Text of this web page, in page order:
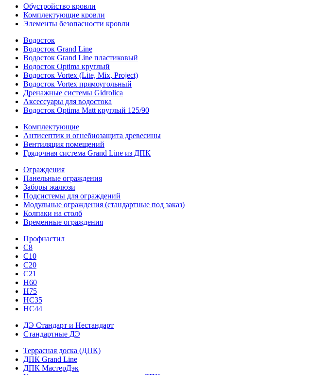
Обустройство кровли
Комплектующие кровли
Элементы безопасности кровли
Водосток
Водосток Grand Line
Водосток Grand Line пластиковый
Водосток Optima круглый
Водосток Vortex (Lite, Mix, Project)
Водосток Vortex прямоугольный
Дренажные системы Gidrolica
Аксессуары для водостока
Водосток Optima Matt круглый 125/90
Комплектующие
Антисептик и огнебиозащита древесины
Вентиляция помещений
Грядочная система Grand Line из ДПК
Ограждения
Панельные ограждения
Заборы жалюзи
Подсистемы для ограждений
Модульные ограждения (стандартные под заказ)
Колпаки на столб
Временные ограждения
Профнастил
С8
С10
С20
С21
H60
H75
HС35
НС44
ДЭ Стандарт и Нестандарт
Стандартные ДЭ
Террасная доска (ДПК)
ДПК Grand Line
ДПК МастерДэк